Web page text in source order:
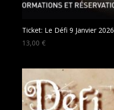
Ticket: Le Défi 9 Janvier 2026
13,00 €